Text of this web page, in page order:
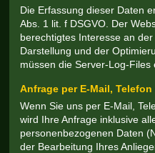
Die Erfassung dieser Daten
Abs. 1 lit. f DSGVO. Der
berechtigtes Interesse an
Darstellung und der
müssen die Server-Log-Files
Anfrage per E-Mail,
Wenn Sie uns per E-Mail,
wird Ihre Anfrage inklusive
personenbezogenen Daten
der Bearbeitung Ihres